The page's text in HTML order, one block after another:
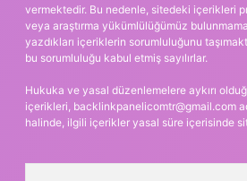
vermektedir. Bu nedenle, sitedeki içerikleri
veya araştırma yükümlülüğümüz
yazdıkları içeriklerin sorumluluğunu
bu sorumluluğu kabul etmiş sayılırlar.
Hukuka ve yasal düzenlemelere aykırı
içerikleri, backlinkpanelicomtr@gmail.com
halinde, ilgili içerikler yasal süre içerisinde